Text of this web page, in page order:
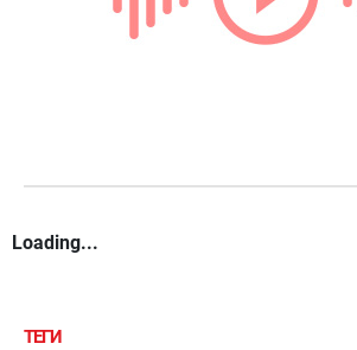
Loading...
ТЕГИ